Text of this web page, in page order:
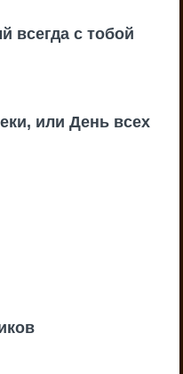
всегда с тобой
или День всех